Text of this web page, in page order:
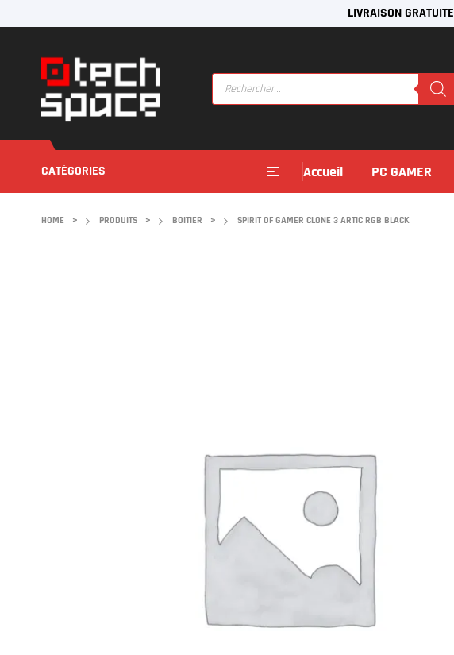
LIVRAISON GRATUITE
CATÉGORIES Accueil PC GAMER
HOME > PRODUITS > BOITIER > SPIRIT OF GAMER CLONE 3 ARTIC RGB BLACK